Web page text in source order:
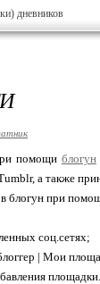
дневников
помощи блогун
а также
блогун при
соц.сетях;
| Мои